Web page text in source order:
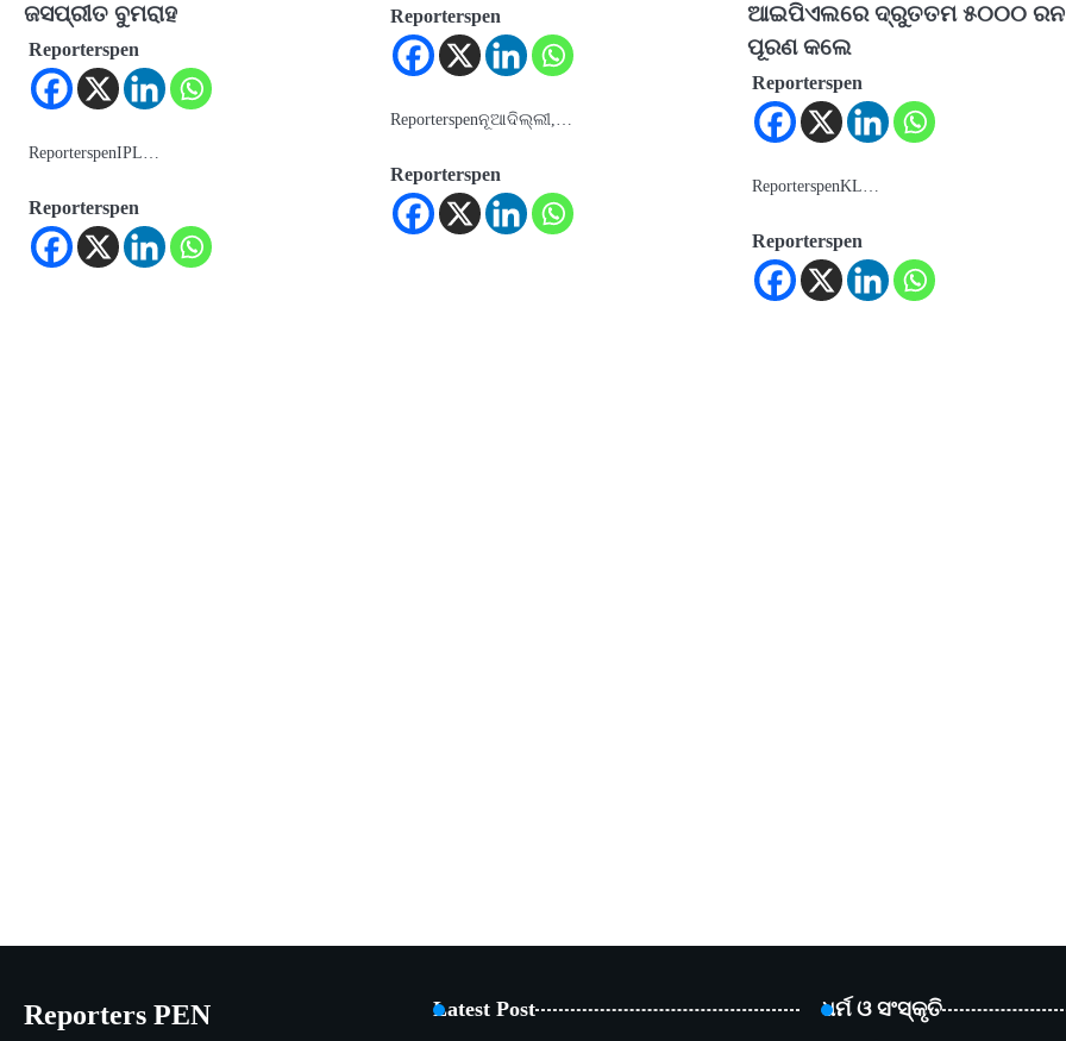
ଜସପ୍ରୀତ ବୁମରାହ
Reporterspen
ReporterspenIPL…
Reporterspen
Reporterspen
Reporterspenନୂଆଦିଲ୍ଲୀ,…
Reporterspen
ଆଇପିଏଲରେ ଦ୍ରୁତତମ ୫୦୦୦ ରନ
ପୂରଣ କଲେ
Reporterspen
ReporterspenKL…
Reporterspen
Reporters PEN Latest Post ଧର୍ମ ଓ ସଂସ୍କୃତି